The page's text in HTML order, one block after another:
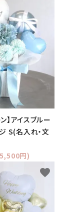
】アイスブルー
S(名入れ・文
円)
favorite